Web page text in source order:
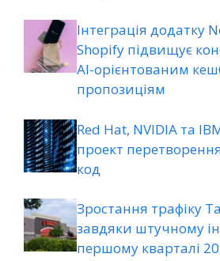
Інтеграція додатку
Shopify підвищує
AI-орієнтованим
пропозиціям
Red Hat, NVIDIA та
проект
код
Зростання трафіку
завдяки штучному
першому кварталі